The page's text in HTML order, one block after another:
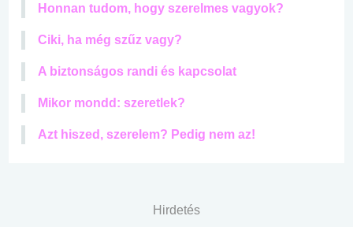
Honnan tudom, hogy szerelmes vagyok?
Ciki, ha még szűz vagy?
A biztonságos randi és kapcsolat
Mikor mondd: szeretlek?
Azt hiszed, szerelem? Pedig nem az!
Hirdetés